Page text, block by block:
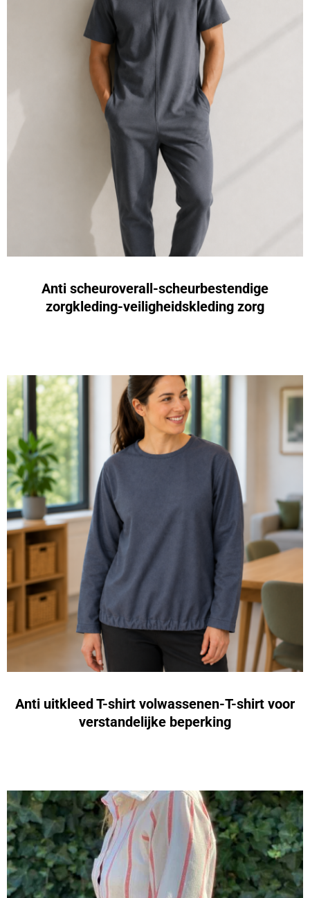
Anti scheuroverall-scheurbestendige
zorgkleding-veiligheidskleding zorg
Anti uitkleed T-shirt volwassenen-T-shirt voor
verstandelijke beperking